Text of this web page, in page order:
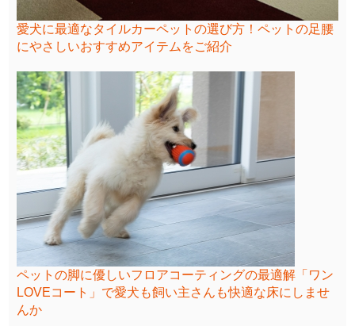
愛犬に最適なタイルカーペットの選び方！ペットの足腰
にやさしいおすすめアイテムをご紹介
ペットの脚に優しいフロアコーティングの最適解「ワン
LOVEコート」で愛犬も飼い主さんも快適な床にしませ
んか